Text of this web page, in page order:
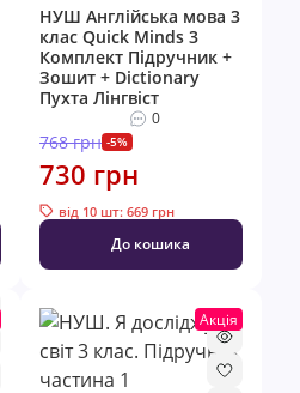
НУШ Англійська мова 3
клас Quick Minds 3
Комплект Підручник +
Зошит + Dictionary
Пухта Лінгвіст
0
768 грн -5%
730 грн
від 10 шт: 669 грн
До кошика
Акція